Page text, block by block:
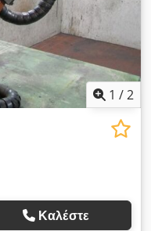
1 /2
Καλέστε